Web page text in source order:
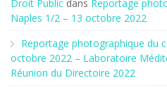
Droit Public dans Reportage
Naples 1/2 – 13 octobre 2022
Reportage photographique du
octobre 2022 – Laboratoire
Réunion du Directoire 2022